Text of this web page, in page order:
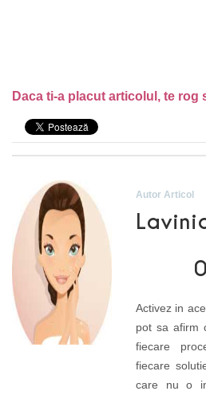
Daca ti-a placut articolul, te rog
Autor Articol
Activez in
pot sa afirm
fiecare
fiecare
care nu o